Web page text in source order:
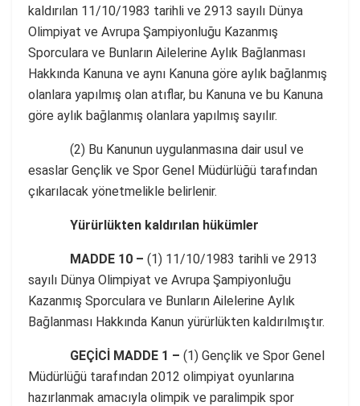
kaldırılan 11/10/1983 tarihli ve 2913 sayılı Dünya
Olimpiyat ve Avrupa Şampiyonluğu Kazanmış
Sporculara ve Bunların Ailelerine Aylık Bağlanması
Hakkında Kanuna ve aynı Kanuna göre aylık bağlanmış
olanlara yapılmış olan atıflar, bu Kanuna ve bu Kanuna
göre aylık bağlanmış olanlara yapılmış sayılır.
(2) Bu Kanunun uygulanmasına dair usul ve
esaslar Gençlik ve Spor Genel Müdürlüğü tarafından
çıkarılacak yönetmelikle belirlenir.
Yürürlükten kaldırılan hükümler
MADDE 10 – (1) 11/10/1983 tarihli ve 2913
sayılı Dünya Olimpiyat ve Avrupa Şampiyonluğu
Kazanmış Sporculara ve Bunların Ailelerine Aylık
Bağlanması Hakkında Kanun yürürlükten kaldırılmıştır.
GEÇİCİ MADDE 1 – (1) Gençlik ve Spor Genel
Müdürlüğü tarafından 2012 olimpiyat oyunlarına
hazırlanmak amacıyla olimpik ve paralimpik spor